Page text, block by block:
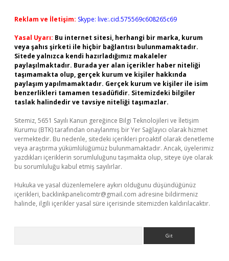
Reklam ve İletişim: Skype: live:.cid.575569c608265c69
Yasal Uyarı: Bu internet sitesi, herhangi bir marka, kurum
veya şahıs şirketi ile hiçbir bağlantısı bulunmamaktadır.
Sitede yalnızca kendi hazırladığımız makaleler
paylaşılmaktadır. Burada yer alan içerikler haber niteliği
taşımamakta olup, gerçek kurum ve kişiler hakkında
paylaşım yapılmamaktadır. Gerçek kurum ve kişiler ile isim
benzerlikleri tamamen tesadüfidir. Sitemizdeki bilgiler
taslak halindedir ve tavsiye niteliği taşımazlar.
Sitemiz, 5651 Sayılı Kanun gereğince Bilgi Teknolojileri ve İletişim
Kurumu (BTK) tarafından onaylanmış bir Yer Sağlayıcı olarak hizmet
vermektedir. Bu nedenle, sitedeki içerikleri proaktif olarak denetleme
veya araştırma yükümlülüğümüz bulunmamaktadır. Ancak, üyelerimiz
yazdıkları içeriklerin sorumluluğunu taşımakta olup, siteye üye olarak
bu sorumluluğu kabul etmiş sayılırlar.
Hukuka ve yasal düzenlemelere aykırı olduğunu düşündüğünüz
içerikleri, backlinkpanelicomtr@gmail.com adresine bildirmeniz
halinde, ilgili içerikler yasal süre içerisinde sitemizden kaldırılacaktır.